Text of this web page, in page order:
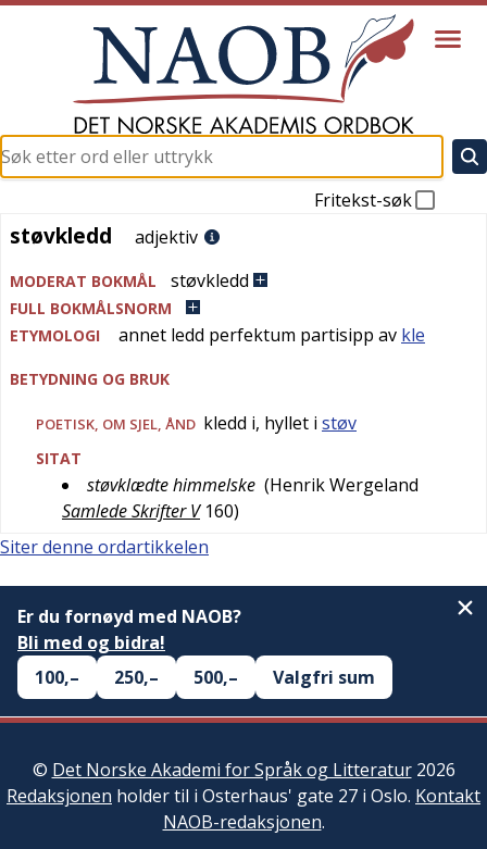
Fritekst-søk
støvkledd
støvkledd adjektiv
MODERAT BOKMÅL støvkledd
FULL BOKMÅLSNORM
ETYMOLOGI
annet ledd perfektum partisipp av kle
BETYDNING OG BRUK
POETISK, OM SJEL, ÅND kledd i, hyllet i støv
SITAT
støvklædte himmelske (Henrik Wergeland
Samlede Skrifter V 160)
Siter denne ordartikkelen
Er du fornøyd med NAOB?
Bli med og bidra!
100,–
250,– 500,– Valgfri sum
© Det Norske Akademi for Språk og Litteratur2026
Redaksjonen holder til i Osterhaus' gate 27 i Oslo. Kontakt
NAOB-redaksjonen.